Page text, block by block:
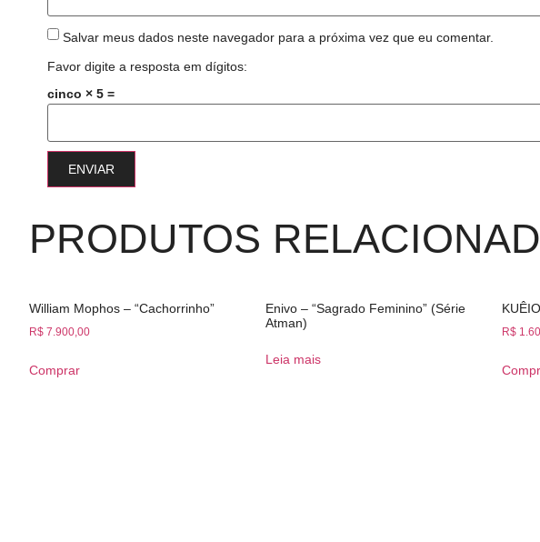
Salvar meus dados neste navegador para a próxima vez que eu comentar.
Favor digite a resposta em dígitos:
cinco × 5 =
PRODUTOS
William Mophos – “Cachorrinho”
R$ 7.900,00
Comprar
Enivo – “Sagrado Feminino” (Série
Atman)
Leia mais
R$